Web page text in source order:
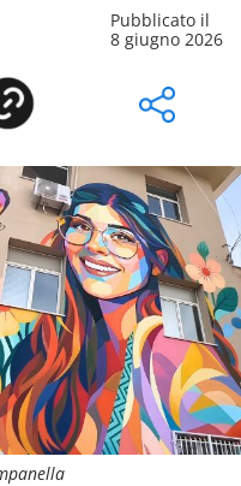
Pubblicato il
8 giugno 2026